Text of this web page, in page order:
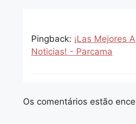
Pingback: ¡Las Mejores
Noticias! - Parcama
Os comentários estão